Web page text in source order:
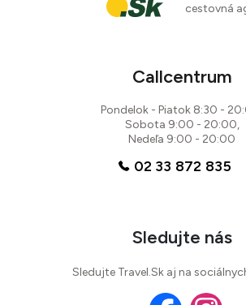
cestovná
Callcentrum
Pondelok - Piatok 8:30 -
Sobota 9:00 - 20:00,
Nedeľa 9:00 - 20:00
02 33 872 835
Sledujte nás
Sledujte Travel.Sk aj na